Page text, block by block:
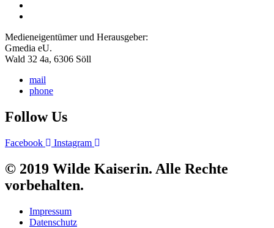
Medieneigentümer und Herausgeber:
Gmedia eU.
Wald 32 4a, 6306 Söll
mail
phone
Follow Us
Facebook Instagram
© 2019 Wilde Kaiserin. Alle Rechte
vorbehalten.
Impressum
Datenschutz